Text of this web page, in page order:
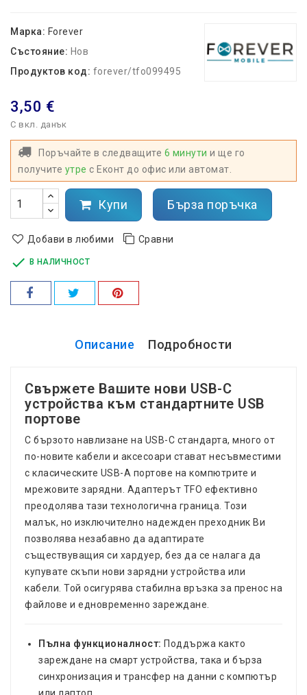
Марка: Forever
Състояние: Нов
Продуктов код: forever/tfo099495
3,50 €
С вкл. данък
Поръчайте в следващите 6 минути и ще го
получите утре с Еконт до офис или автомат.
Купи Бърза поръчка
Добави в любими Сравни
 В НАЛИЧНОСТ
Описание Подробности
Свържете Вашите нови USB-C
устройства към стандартните USB
портове
С бързото навлизане на USB-C стандарта, много от
по-новите кабели и аксесоари стават несъвместими
с класическите USB-A портове на компютрите и
мрежовите зарядни. Адаптерът TFO ефективно
преодолява тази технологична граница. Този
малък, но изключително надежден преходник Ви
позволява незабавно да адаптирате
съществуващия си хардуер, без да се налага да
купувате скъпи нови зарядни устройства или
кабели. Той осигурява стабилна връзка за пренос на
файлове и едновременно зареждане.
Пълна функционалност: Поддържа както
зареждане на смарт устройства, така и бърза
синхронизация и трансфер на данни с компютър
или лаптоп.